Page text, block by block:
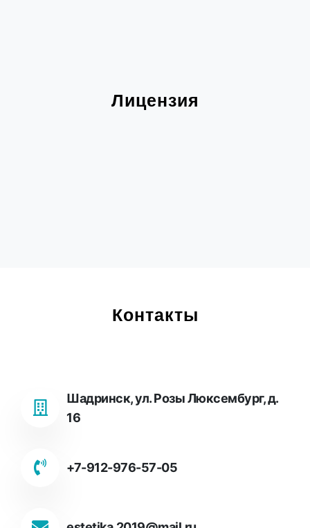
Лицензия
Контакты
Шадринск, ул. Розы Люксембург, д.
16
+7-912-976-57-05